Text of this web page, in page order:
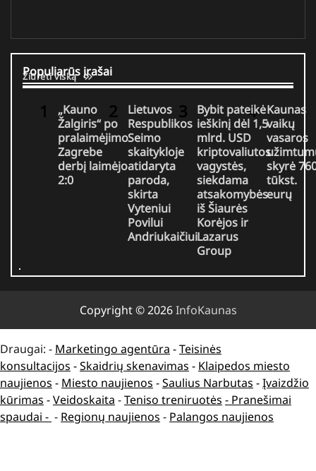
Populiarūs įrašai
Žiūrėti viską
„Kauno
Žalgiris“ po
pralaimėjimo
Zagrebe
derbį laimėjo
2:0
Lietuvos
Respublikos
Seimo
skaitykloje
atidaryta
paroda,
skirta
Vyteniui
Povilui
Andriukaičiui
Bybit pateikė
ieškinį dėl 1,5
mlrd. USD
kriptovaliutos
vagystės,
siekdama
atsakomybės
iš Šiaurės
Korėjos ir
Lazarus
Group
Kaunas
vaikų
vasaros
skyrė
tūkst.
eurų
Copyright © 2026InfoKaunas
Draugai: - Marketingo agentūra -Teisinės
konsultacijos -Skaidrių skenavimas - Klaipedos miesto
naujienos - Miesto naujienos -Saulius Narbutas -Įvaizdžio
kūrimas -Veidoskaita -Teniso treniruotės - Pranešimai
spaudai - - Regionų naujienos - Palangos naujienos